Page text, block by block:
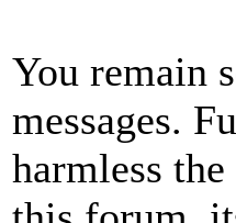
You remain
messages.
harmless